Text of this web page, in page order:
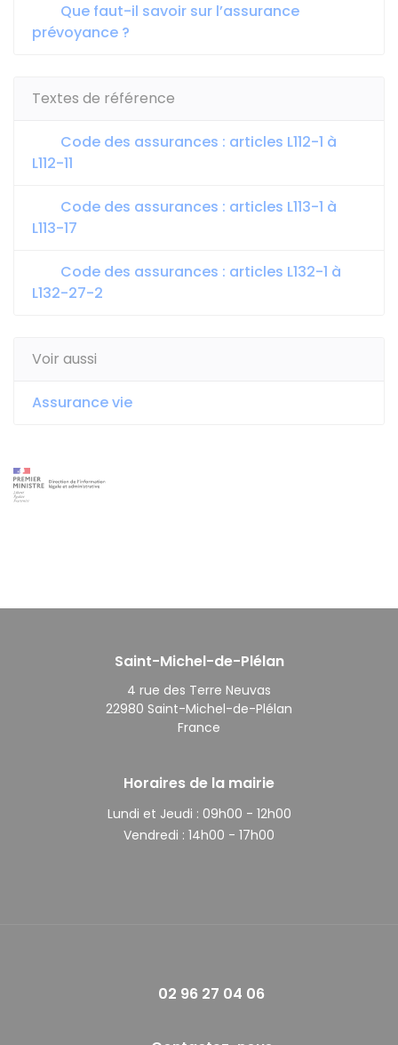
Que faut-il savoir sur l’assurance
prévoyance ?
Textes de référence
Code des assurances : articles L112-1 à
L112-11
Code des assurances : articles L113-1 à
L113-17
Code des assurances : articles L132-1 à
L132-27-2
Voir aussi
Assurance vie
Saint-Michel-de-Plélan
4 rue des Terre Neuvas
22980 Saint-Michel-de-Plélan
France
Horaires de la mairie
Lundi et Jeudi : 09h00 - 12h00
Vendredi : 14h00 - 17h00
02 96 27 04 06